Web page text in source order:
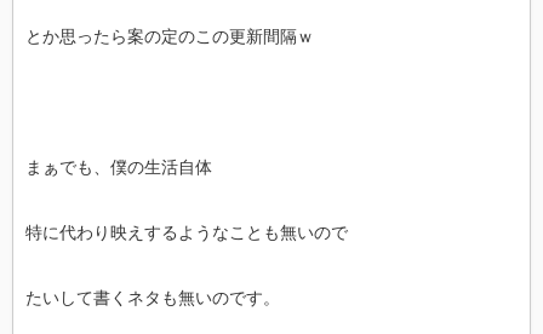
とか思ったら案の定のこの更新間隔ｗ
まぁでも、僕の生活自体
特に代わり映えするようなことも無いので
たいして書くネタも無いのです。